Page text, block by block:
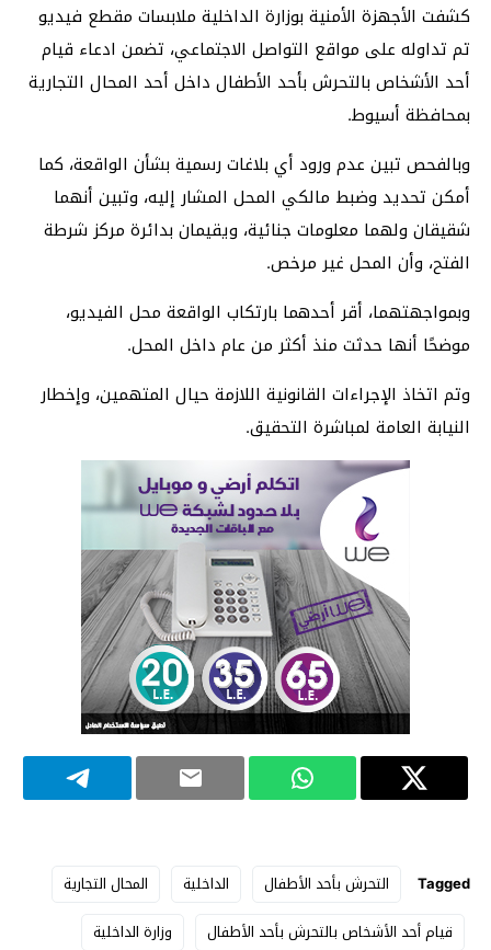
كشفت الأجهزة الأمنية بوزارة الداخلية ملابسات مقطع فيديو
تم تداوله على مواقع التواصل الاجتماعي، تضمن ادعاء قيام
أحد الأشخاص بالتحرش بأحد الأطفال داخل أحد المحال التجارية
بمحافظة أسيوط.
وبالفحص تبين عدم ورود أي بلاغات رسمية بشأن الواقعة، كما
أمكن تحديد وضبط مالكي المحل المشار إليه، وتبين أنهما
شقيقان ولهما معلومات جنائية، ويقيمان بدائرة مركز شرطة
الفتح، وأن المحل غير مرخص.
وبمواجهتهما، أقر أحدهما بارتكاب الواقعة محل الفيديو،
موضحًا أنها حدثت منذ أكثر من عام داخل المحل.
وتم اتخاذ الإجراءات القانونية اللازمة حيال المتهمين، وإخطار
النيابة العامة لمباشرة التحقيق.
Tagged التحرش بأحد الأطفال الداخلية
المحال التجارية
قيام أحد الأشخاص بالتحرش بأحد الأطفال
وزارة الداخلية